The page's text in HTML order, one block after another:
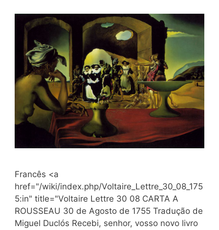
Francês <a
href="/wiki/index.php/Voltaire_Lettre_30_08_175
5:in" title="Voltaire Lettre 30 08 CARTA A
ROUSSEAU 30 de Agosto de 1755 Tradução de
Miguel Duclós Recebi, senhor, vosso novo livro